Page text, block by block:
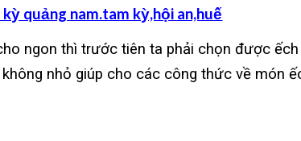
quảng nam.tam kỳ,hội an,huế
ngon thì trước tiên ta phải chọn được
nhỏ giúp cho các công thức về món